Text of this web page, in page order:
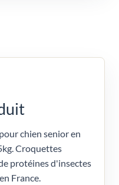
chien senior en
Croquettes
protéines d'insectes
France.